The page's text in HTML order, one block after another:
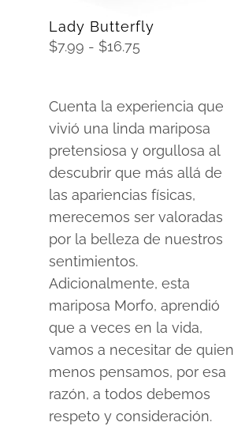
Lady Butterfly
$7.99 - $16.75
desde
$7.99
hasta
$16.75
Cuenta la experiencia que
vivió una linda mariposa
pretensiosa y orgullosa al
descubrir que más allá de
las apariencias físicas,
merecemos ser valoradas
por la belleza de nuestros
sentimientos.
Adicionalmente, esta
mariposa Morfo, aprendió
que a veces en la vida,
vamos a necesitar de quien
menos pensamos, por esa
razón, a todos debemos
respeto y consideración.